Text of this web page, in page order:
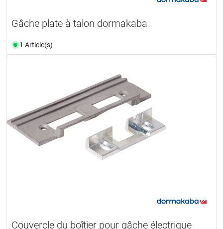
Gâche plate à talon dormakaba
1 Article(s)
Couvercle du boîtier pour gâche électrique